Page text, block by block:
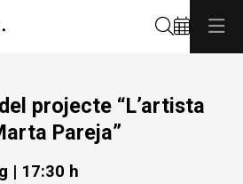
projecte “L’artista
Pareja”
| 17:30 h